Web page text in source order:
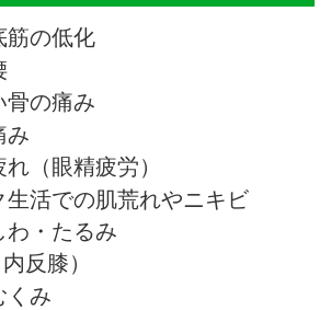
筋の低化
骨の痛み
み
（眼精疲労）
生活での肌荒れやニキビ
わ・たるみ
反膝）
くみ